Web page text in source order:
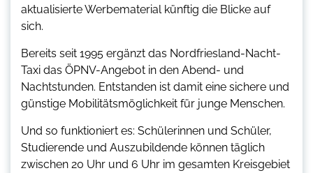
aktualisierte Werbematerial künftig die Blicke auf
sich.
Bereits seit 1995 ergänzt das Nordfriesland-Nacht-
Taxi das ÖPNV-Angebot in den Abend- und
Nachtstunden. Entstanden ist damit eine sichere und
günstige Mobilitätsmöglichkeit für junge Menschen.
Und so funktioniert es: Schülerinnen und Schüler,
Studierende und Auszubildende können täglich
zwischen 20 Uhr und 6 Uhr im gesamten Kreisgebiet